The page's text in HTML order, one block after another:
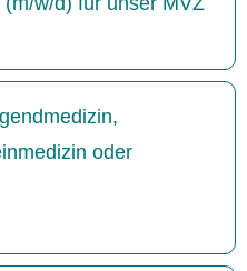
oder